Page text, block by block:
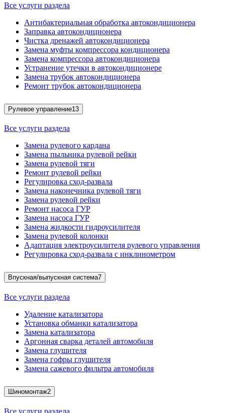
Все услуги раздела
Антибактериальная обработка автокондиционера
Заправка автокондиционера
Чистка дренажей автокондиционера
Замена муфты компрессора кондиционера
Замена компрессора автокондиционера
Устранение утечки в автокондиционере
Замена трубок автокондиционера
Ремонт трубок автокондиционера
Рулевое управление13
Все услуги раздела
Замена рулевого кардана
Замена пыльника рулевой рейки
Замена рулевой тяги
Ремонт рулевой рейки
Регулировка сход-развала
Замена наконечника рулевой тяги
Замена рулевой рейки
Ремонт насоса ГУР
Замена насоса ГУР
Замена жидкости гидроусилителя
Замена рулевой колонки
Адаптация электроусилителя рулевого управления
Регулировка сход-развала с инклинометром
Впускная/выпускная система7
Все услуги раздела
Удаление катализатора
Установка обманки катализатора
Замена катализатора
Аргонная сварка деталей автомобиля
Замена глушителя
Замена гофры глушителя
Замена сажевого фильтра автомобиля
Шиномонтаж2
Все услуги раздела